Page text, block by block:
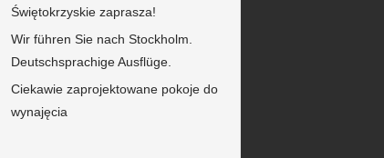
Świętokrzyskie zaprasza!
Wir führen Sie nach Stockholm.
Deutschsprachige Ausflüge.
Ciekawie zaprojektowane pokoje do
wynajęcia